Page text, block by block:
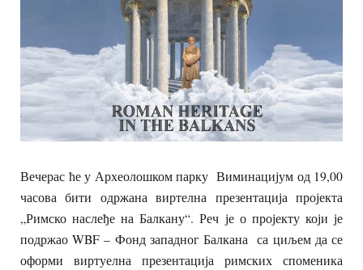
Вечерас ће у Археолошком парку Виминацијум од 19,00
часова бити одржана виртелна презентација пројекта
„Римско наслеђе на Балкану“. Реч је о пројекту који је
подржао WBF – Фонд западног Балкана са циљем да се
оформи виртуелна презентација римских споменика